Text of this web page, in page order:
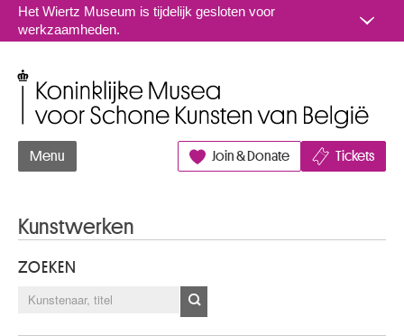
Naar inhoud
Het Wiertz Museum is tijdelijk gesloten voor
werkzaamheden.
Menu Join & Donate Tickets
Kunstwerken
ZOEKEN